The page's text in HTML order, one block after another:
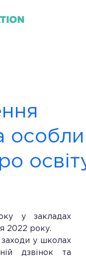
у закладах
2022 року.
заходи у школах
дзвінок та